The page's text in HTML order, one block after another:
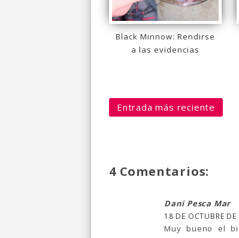
Black Minnow: Rendirse
a las evidencias
Entrada más reciente
4 Comentarios:
Dani Pesca Mar
18 DE OCTUBRE
Muy bueno el